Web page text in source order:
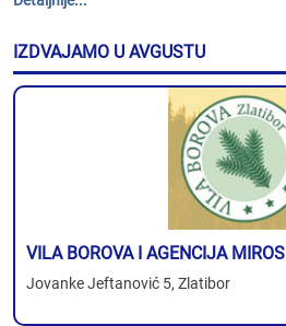
IZDVAJAMO U AVGUSTU
VILA BOROVA I AGENCIJA MIROS
Jovanke Jeftanović 5, Zlatibor